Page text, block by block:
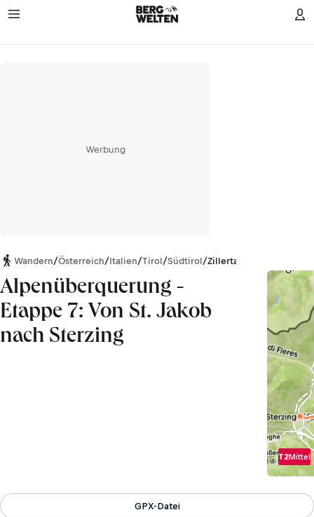
Werbung
Wandern/Österreich/Italien/Tirol/Südtirol/Zillertaler Alpen
Alpenüberquerung -
Etappe 7: Von St. Jakob
nach Sterzing
T2Mittel
GPX-Datei